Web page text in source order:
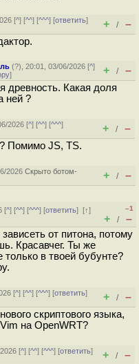
[^] [^^] [^^^] [ответить]
+ / –
(?), 20:01, 03/06/2026 [^]
] + / –
древность. Какая доля
ней ?
2026 [^] [^^] [^^^]
+ / –
Помимо JS, TS.
2026Скрыто ботом-
+ / –
[^] [^^] [^^^] [ответить][↑]
–1
+ / –
от питона, потому
Красавчег. Ты же
в твоей бубунте?
[^] [^^] [^^^] [ответить]
+ / –
скриптового языка,
на OpenWRT?
[^] [^^] [^^^] [ответить]
+ / –